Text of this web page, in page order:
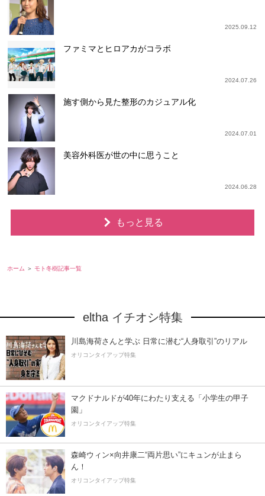
2025.09.12
ファミマとヒロアカがコラボ
2024.07.26
施す側から見た整形のカジュアル化
2024.07.01
美容外科医が世の中に思うこと
2024.06.28
もっと見る
ホーム モト冬樹記事一覧
eltha イチオシ特集
川島海荷さんと学ぶ 日常に潜む“人身取引”のリアル
オリコンタイアップ特集
マクドナルドが40年にわたり支える「小学生の甲子
園」
オリコンタイアップ特集
森崎ウィン×向井康二“両片思い”にキュンが止まら
ん！
オリコンタイアップ特集